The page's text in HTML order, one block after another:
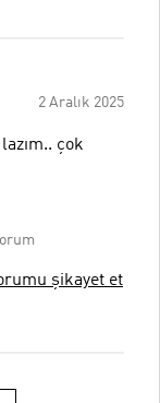
2 Aralık 2025
çok
şikayet et